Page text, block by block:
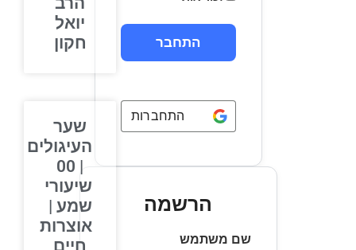
התחברות באמצעות
הרשמה
שם משתמש
יואל
חקון
שער
העיגולים
| 00
שיעורי
שמע |
אוצרות
חיים